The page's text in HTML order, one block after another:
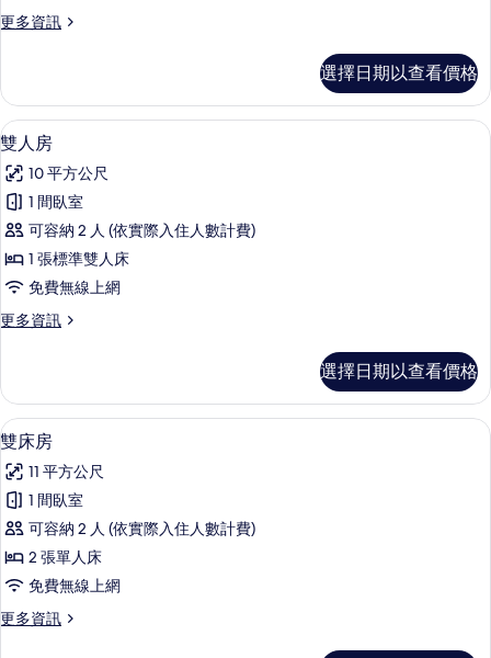
所
相
片
更多資訊
更
房
的
詳
選擇日期以查看價格
顯
示
雙
人
房
的
有
片
雙人房 | 客房內保險箱、書桌、遮光
10
雙人房
10 平方公尺
1 間臥室
可容納 2 人 (依實際入住人數計費)
1 張標準雙人床
免費無線上網
更多資訊
更
房
的
詳
選擇日期以查看價格
顯
示
雙
床
房
的
有
雙床房 | 客房內保險箱、書桌、遮光
9
雙床房
11 平方公尺
1 間臥室
可容納 2 人 (依實際入住人數計費)
2 張單人床
免費無線上網
更多資訊
更